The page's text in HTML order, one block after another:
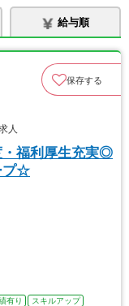
給与順
保存する
人
・福利厚生充実◎
プ☆
有り
スキルアップ